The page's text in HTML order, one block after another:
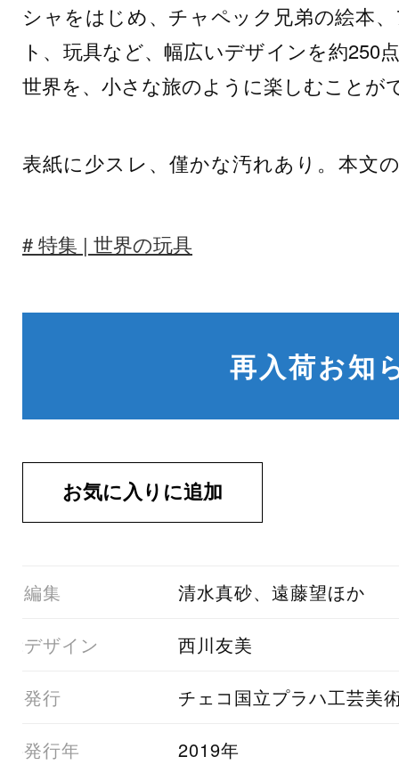
シャをはじめ、チャペック兄弟の絵本
ト、玩具など、幅広いデザインを約250
世界を、小さな旅のように楽しむことが
表紙に少スレ、僅かな汚れあり。本文
特集 | 世界の玩具
再入荷お知
01編集 清水真砂、遠藤望ほか
02デザイン 西川友美
03発行 チェコ国立プラハ工芸美
05発行年 2019年